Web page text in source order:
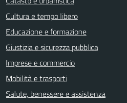
Cultura e tempo libero
Educazione e formazione
Giustizia e sicurezza pubblica
Imprese e commercio
Mobilità e trasporti
Salute, benessere e assistenza